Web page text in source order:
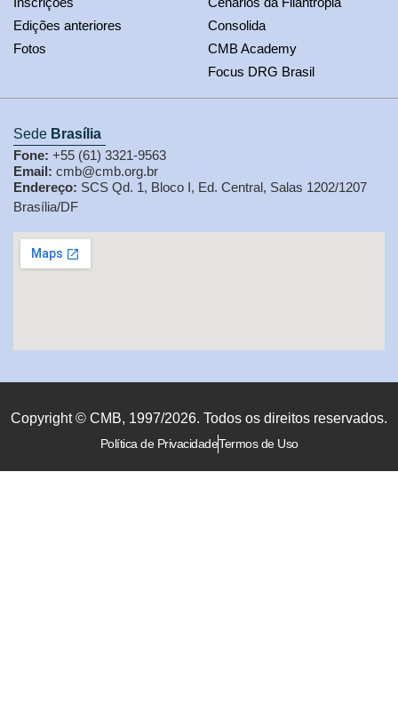
Edições anteriores
Fotos
Consolida
CMB Academy
Focus DRG Brasil
Sede Brasília
Fone: +55 (61) 3321-9563
Email: cmb@cmb.org.br
Endereço: SCS Qd. 1, Bloco I, Ed. Central, Salas 1202/1207
Brasília/DF
Copyright © CMB, 1997/2026. Todos os direitos reservados.
Política de PrivacidadeTermos de Uso